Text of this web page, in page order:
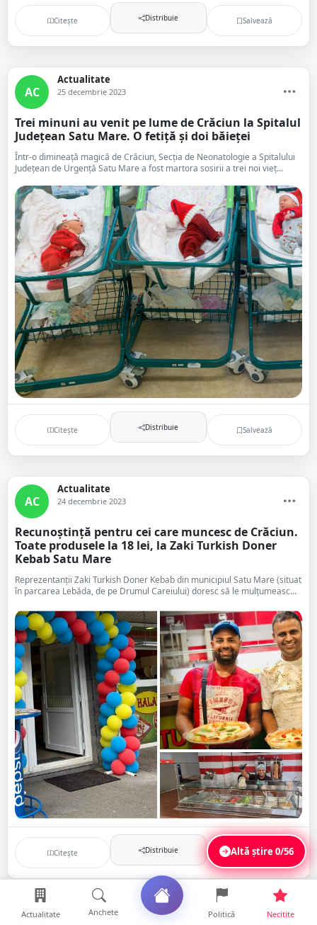
Citește Distribuie Salvează
AC
Actualitate
25 decembrie 2023
Trei minuni au venit pe lume de Crăciun la Spitalul
Județean Satu Mare. O fetiță și doi băieței
Într-o dimineață magică de Crăciun, Secția de Neonatologie a Spitalului
Județean de Urgență Satu Mare a fost martora sosirii a trei noi vieț...
Citește Distribuie Salvează
AC
Actualitate
24 decembrie 2023
Recunoștință pentru cei care muncesc de Crăciun.
Toate produsele la 18 lei, la Zaki Turkish Doner
Kebab Satu Mare
Reprezentanții Zaki Turkish Doner Kebab din municipiul Satu Mare (situat
în parcarea Lebăda, de pe Drumul Careiului) doresc să le mulțumeasc...
Citește Distribuie Salvează
Actualitate
Altă știre0/56
Actualitate Anchete Politică Necitite